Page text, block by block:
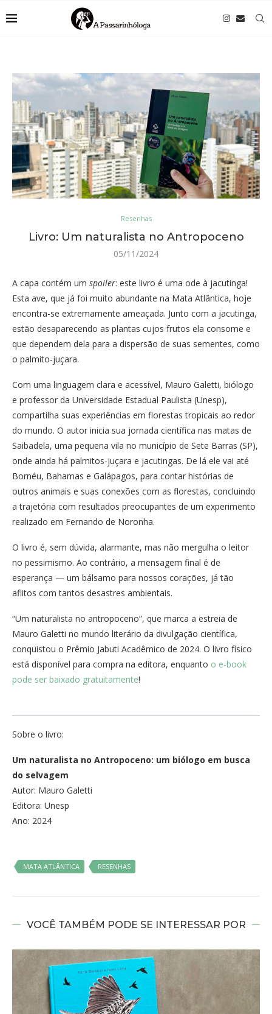
Resenhas
Livro: Um naturalista no Antropoceno
05/11/2024
A capa contém um spoiler: este livro é uma ode à jacutinga!
Esta ave, que já foi muito abundante na Mata Atlântica, hoje
encontra-se extremamente ameaçada. Junto com a jacutinga,
estão desaparecendo as plantas cujos frutos ela consome e
que dependem dela para a dispersão de suas sementes, como
o palmito-juçara.
Com uma linguagem clara e acessível, Mauro Galetti, biólogo
e professor da Universidade Estadual Paulista (Unesp),
compartilha suas experiências em florestas tropicais ao redor
do mundo. O autor inicia sua jornada científica nas matas de
Saibadela, uma pequena vila no município de Sete Barras (SP),
onde ainda há palmitos-juçara e jacutingas. De lá ele vai até
Bornéu, Bahamas e Galápagos, para contar histórias de
outros animais e suas conexões com as florestas, concluindo
a trajetória com resultados preocupantes de um experimento
realizado em Fernando de Noronha.
O livro é, sem dúvida, alarmante, mas não mergulha o leitor
no pessimismo. Ao contrário, a mensagem final é de
esperança — um bálsamo para nossos corações, já tão
aflitos com tantos desastres ambientais.
“Um naturalista no antropoceno”, que marca a estreia de
Mauro Galetti no mundo literário da divulgação científica,
conquistou o Prêmio Jabuti Acadêmico de 2024. O livro físico
está disponível para compra na editora, enquanto o e-book
pode ser baixado gratuitamente!
Sobre o livro:
Um naturalista no Antropoceno: um biólogo em busca
do selvagem
Autor: Mauro Galetti
Editora: Unesp
Ano: 2024
MATA ATLÂNTICA RESENHAS
VOCÊ TAMBÉM PODE SE INTERESSAR POR